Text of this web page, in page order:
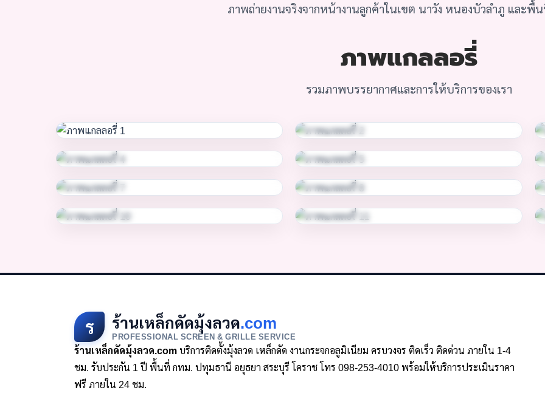
ภาพถ่ายงานจริงจากหน้างานลูกค้าในเขต นาวัง หนองบัวลำภู และพื้น
ภาพแกลลอรี่
รวมภาพบรรยากาศและการให้บริการของเรา
ร ร้านเหล็กดัดมุ้งลวด.com
PROFESSIONAL SCREEN & GRILLE SERVICE
ร้านเหล็กดัดมุ้งลวด.comบริการติดตั้งมุ้งลวด เหล็กดัด งานกระจกอลูมิเนียม ครบวงจร ติดเร็ว ติดด่วน ภายใน 1-4
ชม. รับประกัน 1 ปี พื้นที่ กทม. ปทุมธานี อยุธยา สระบุรี โคราช โทร 098-253-4010 พร้อมให้บริการประเมินราคา
ฟรี ภายใน 24 ชม.